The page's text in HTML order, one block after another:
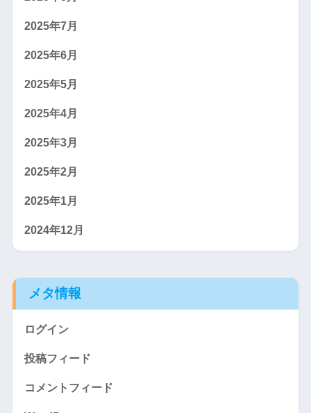
2025年7月
2025年6月
2025年5月
2025年4月
2025年3月
2025年2月
2025年1月
2024年12月
メタ情報
ログイン
投稿フィード
コメントフィード